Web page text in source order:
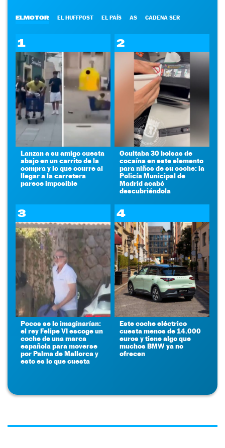
ELMOTOR EL HUFFPOST EL PAÍS AS CADENA SER
1
Lanzan a su amigo cuesta
abajo en un carrito de la
compra y lo que ocurre al
llegar a la carretera
parece imposible
2
Ocultaba 30 bolsas de
cocaína en este elemento
para niños de su coche: la
Policía Municipal de
Madrid acabó
descubriéndola
3
Pocos se lo imaginarían:
el rey Felipe VI escoge un
coche de una marca
española para moverse
por Palma de Mallorca y
esto es lo que cuesta
4
Este coche eléctrico
cuesta menos de 14.000
euros y tiene algo que
muchos BMW ya no
ofrecen